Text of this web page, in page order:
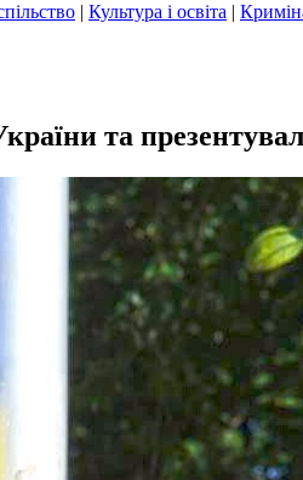
| Культура і освіта |
та